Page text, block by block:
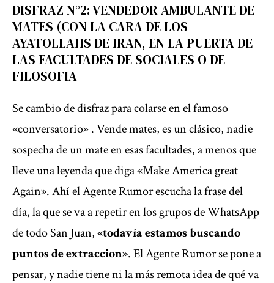
DISFRAZ N°2: VENDEDOR AMBULANTE DE
MATES (CON LA CARA DE LOS
AYATOLLAHS DE IRAN, EN LA PUERTA DE
LAS FACULTADES DE SOCIALES O DE
FILOSOFIA
Se cambio de disfraz para colarse en el famoso
«conversatorio» . Vende mates, es un clásico, nadie
sospecha de un mate en esas facultades, a menos que
lleve una leyenda que diga «Make America great
Again». Ahí el Agente Rumor escucha la frase del
día, la que se va a repetir en los grupos de WhatsApp
de todo San Juan,«todavía estamos buscando
puntos de extraccion». El Agente Rumor se pone a
pensar, y nadie tiene ni la más remota idea de qué va